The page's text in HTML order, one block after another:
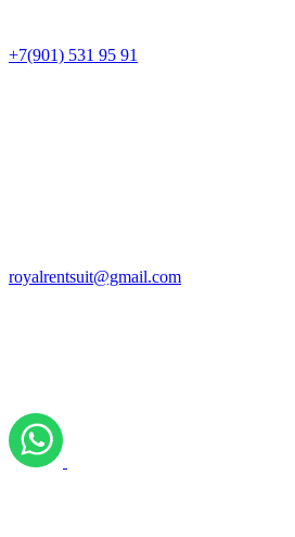
+7(901) 531 95 91
royalrentsuit@gmail.com